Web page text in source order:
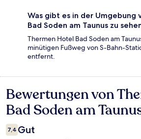
Was gibt es in der Umgebung
Bad Soden am Taunus zu
Thermen Hotel Bad Soden am
minütigen Fußweg von S-Bahn-
entfernt.
Bewertungen
Bewertungen von
Bad Soden am
7,4 Gut